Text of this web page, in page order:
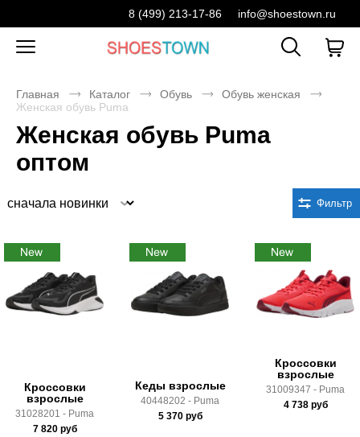
8 (499) 213-17-86 info@shoestown.ru
Главная Каталог Обувь
Обувь женская
Женская обувь Puma
Женская обувь Puma
оптом
Фильтр
Кроссовки
взрослые
31028201 - Puma
7 820руб
Кеды взрослые
40448202 - Puma
5 370руб
Кроссовки
взрослые
31009347 - Puma
4 738руб